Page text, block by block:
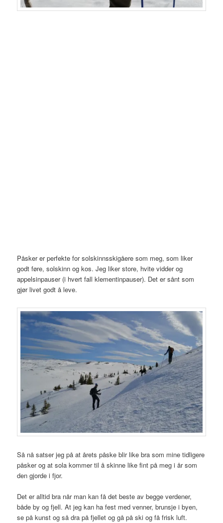
Påsker er perfekte for solskinnsskigåere som meg, som liker
godt føre, solskinn og kos. Jeg liker store, hvite vidder og
appelsinpauser (i hvert fall klementinpauser). Det er sånt som
gjør livet godt å leve.
Så nå satser jeg på at årets påske blir like bra som mine tidligere
påsker og at sola kommer til å skinne like fint på meg i år som
den gjorde i fjor.
Det er alltid bra når man kan få det beste av begge verdener,
både by og fjell. At jeg kan ha fest med venner, brunsje i byen,
se på kunst og så dra på fjellet og gå på ski og få frisk luft.